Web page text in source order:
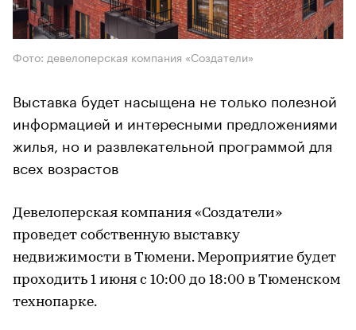
Фото: девелоперская компания «Создатели»
Выставка будет насыщена не только полезной
информацией и интересными предложениями
жилья, но и развлекательной программой для
всех возрастов
Девелоперская компания «Создатели»
проведет собственную выставку
недвижимости в Тюмени. Мероприятие будет
проходить 1 июня с 10:00 до 18:00 в Тюменском
технопарке.